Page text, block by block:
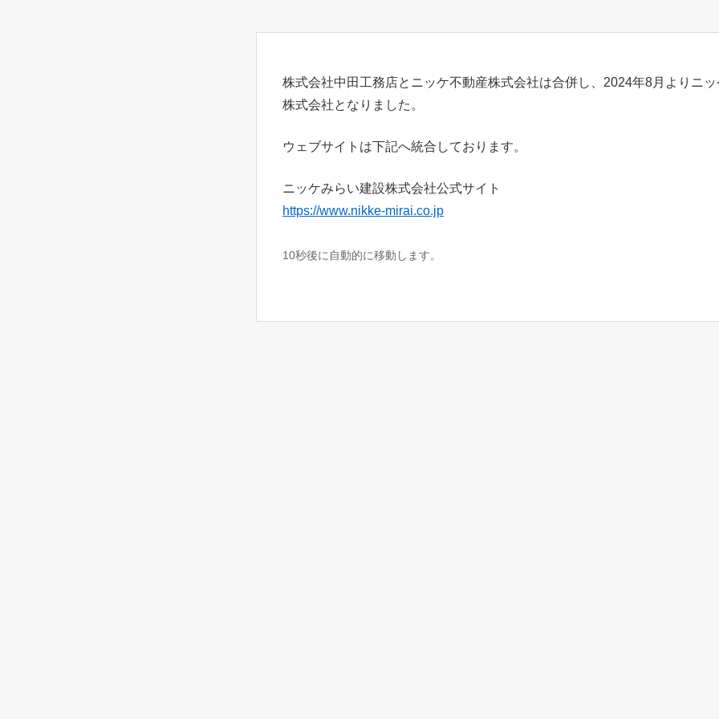
株式会社中田工務店とニッケ不動産株式会社は合併し、2024年8月よりニ
株式会社となりました。
ウェブサイトは下記へ統合しております。
ニッケみらい建設株式会社公式サイト
https://www.nikke-mirai.co.jp
10秒後に自動的に移動します。